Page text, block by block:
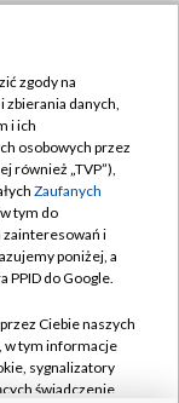
zgody na
zbierania danych,
i ich
osobowych przez
również „TVP”),
Zaufanych
tym do
zainteresowań i
poniżej, a
PPID do Google.
Ciebie naszych
w tym informacje
sygnalizatory
świadczenie